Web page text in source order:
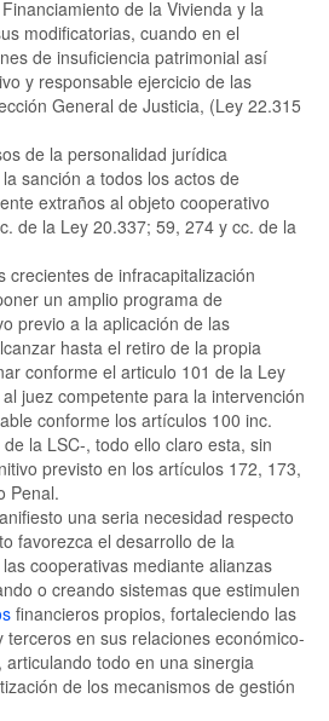
de la Vivienda y la
modificatorias, cuando en el
de insuficiencia patrimonial así
y responsable ejercicio de las
General de Justicia, (Ley 22.315
de la personalidad jurídica
sanción a todos los actos de
extraños al objeto cooperativo
de la Ley 20.337; 59, 274 y cc. de la
crecientes de infracapitalización
un amplio programa de
previo a la aplicación de las
hasta el retiro de la propia
conforme el articulo 101 de la Ley
juez competente para la intervención
conforme los artículos 100 inc.
la LSC-, todo ello claro esta, sin
previsto en los artículos 172, 173,
Penal.
una seria necesidad respecto
favorezca el desarrollo de la
cooperativas mediante alianzas
o creando sistemas que estimulen
financieros propios, fortaleciendo las
en sus relaciones económico-
todo en una sinergia
de los mecanismos de gestión